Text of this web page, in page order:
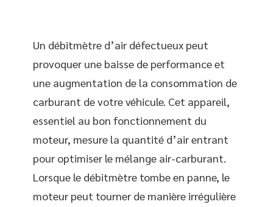
Un débitmètre d’air défectueux peut
provoquer une baisse de performance et
une augmentation de la consommation de
carburant de votre véhicule. Cet appareil,
essentiel au bon fonctionnement du
moteur, mesure la quantité d’air entrant
pour optimiser le mélange air-carburant.
Lorsque le débitmètre tombe en panne, le
moteur peut tourner de manière irrégulière